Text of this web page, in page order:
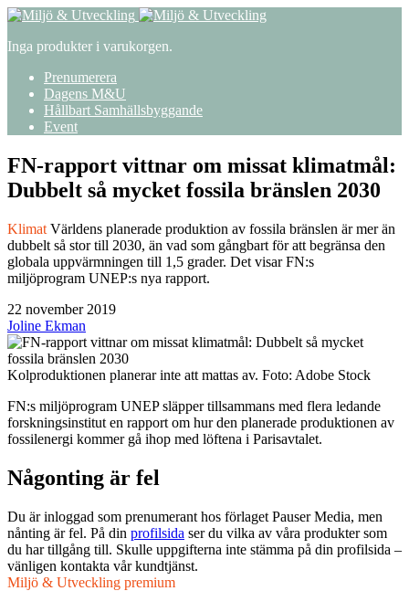
Inga produkter i varukorgen.
Prenumerera
Dagens M&U
Hållbart Samhällsbyggande
Event
FN-rapport vittnar om missat klimatmål:
Dubbelt så mycket fossila bränslen 2030
Klimat Världens planerade produktion av fossila bränslen är mer än
dubbelt så stor till 2030, än vad som gångbart för att begränsa den
globala uppvärmningen till 1,5 grader. Det visar FN:s
miljöprogram UNEP:s nya rapport.
22 november 2019
Joline Ekman
Kolproduktionen planerar inte att mattas av. Foto: Adobe Stock
FN:s miljöprogram UNEP släpper tillsammans med flera ledande
forskningsinstitut en rapport om hur den planerade produktionen av
fossilenergi kommer gå ihop med löftena i Parisavtalet.
Någonting är fel
Du är inloggad som prenumerant hos förlaget Pauser Media, men
nånting är fel. På din profilsida ser du vilka av våra produkter som
du har tillgång till. Skulle uppgifterna inte stämma på din profilsida –
vänligen kontakta vår kundtjänst.
Miljö & Utveckling premium